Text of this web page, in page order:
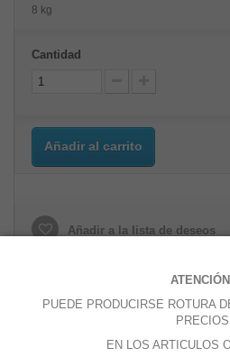
8 kg
Cantidad
Añadir al carrito
Añadir a la lista de deseos
MÁS
PUEDE PRODUCIRSE ROTURA
PRECIOS
EN LOS ARTICULOS